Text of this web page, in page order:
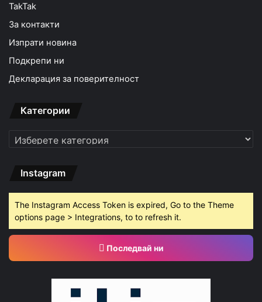
TakTak
За контакти
Изпрати новина
Подкрепи ни
Декларация за поверителност
Категории
Категории
Instagram
The Instagram Access Token is expired, Go to the Theme
options page > Integrations, to to refresh it.
Последвай ни